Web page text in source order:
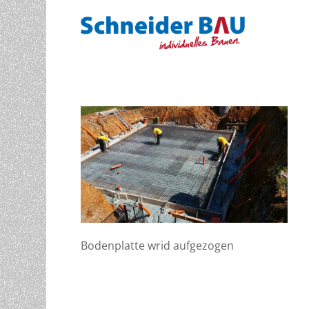
Bodenplatte wrid aufgezogen